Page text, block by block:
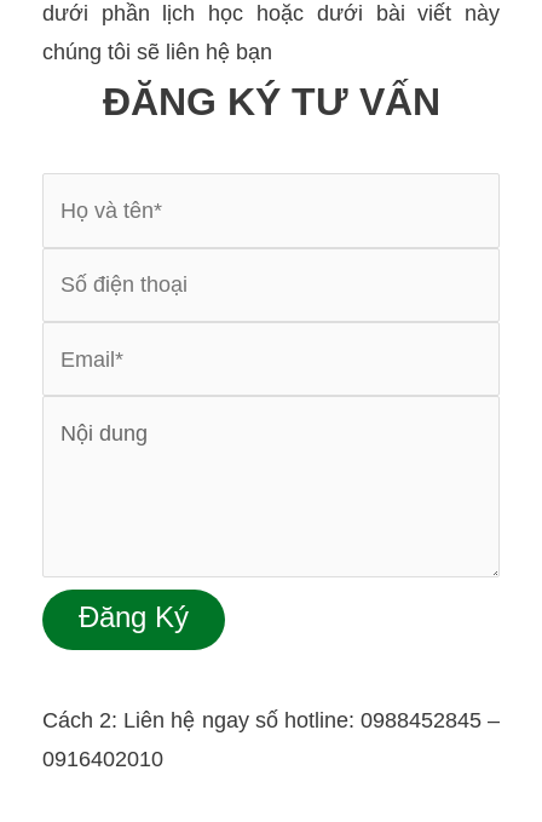
dưới phần lịch học hoặc dưới bài viết này
chúng tôi sẽ liên hệ bạn
ĐĂNG KÝ TƯ VẤN
Cách 2: Liên hệ ngay số hotline: 0988452845 –
0916402010